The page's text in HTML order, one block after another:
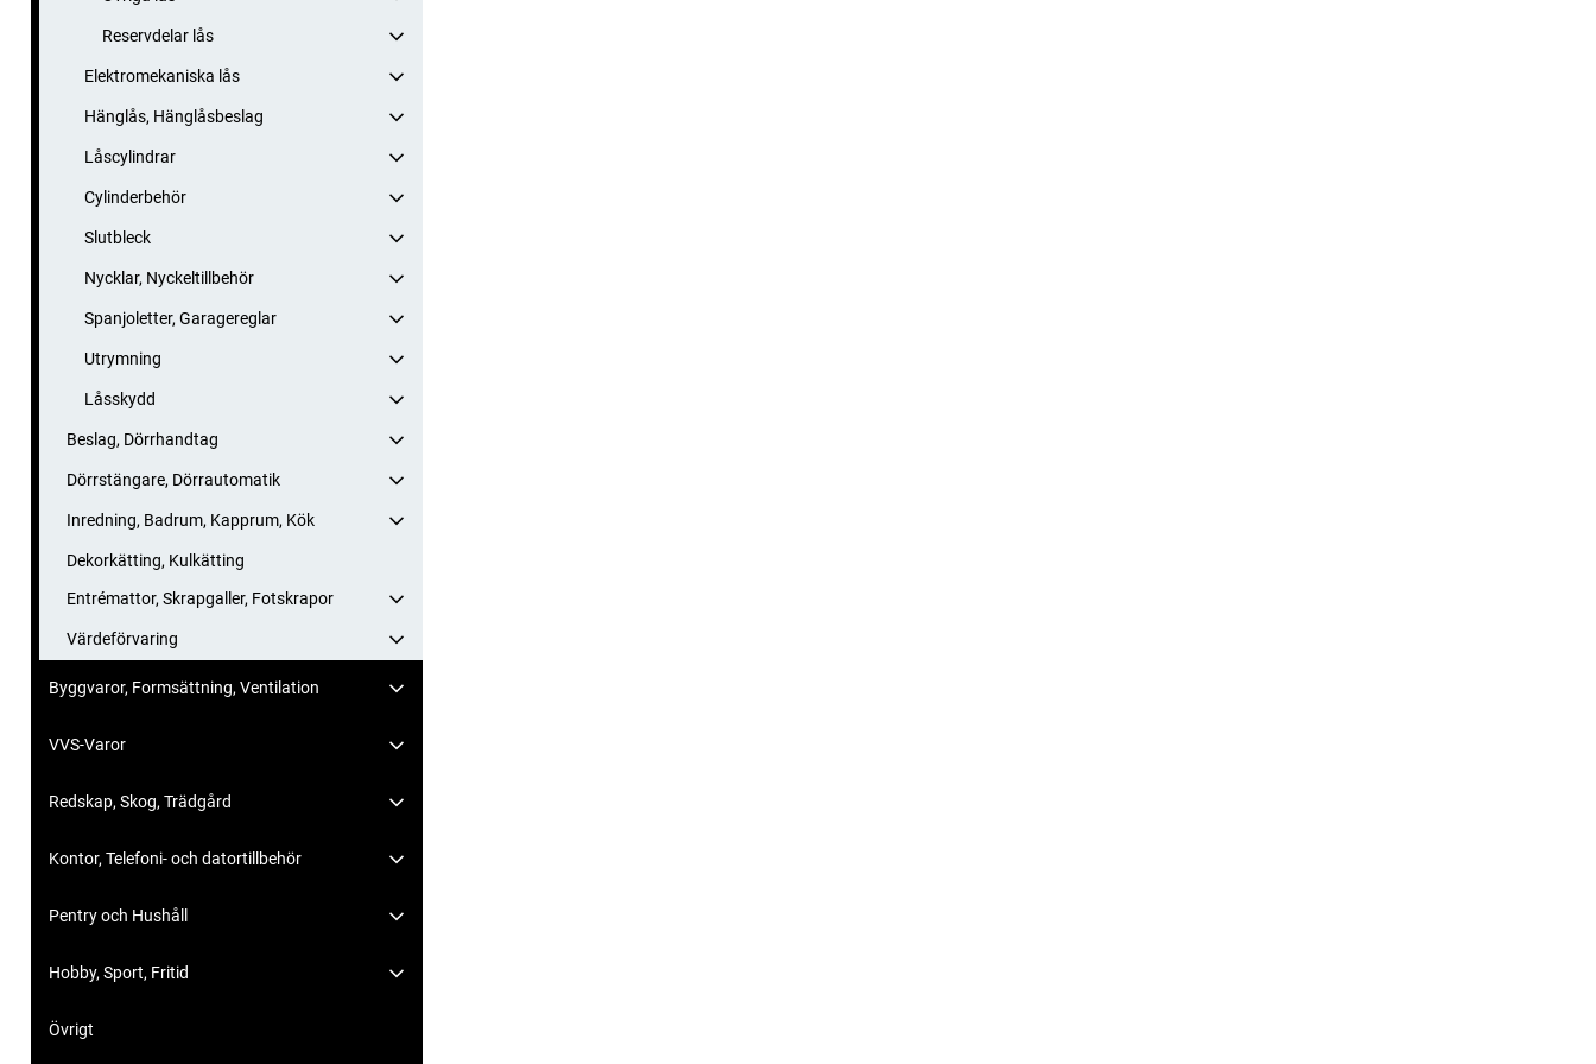
Reservdelar lås
Elektromekaniska lås
Hänglås, Hänglåsbeslag
Låscylindrar
Cylinderbehör
Slutbleck
Nycklar, Nyckeltillbehör
Spanjoletter, Garagereglar
Utrymning
Låsskydd
Beslag, Dörrhandtag
Dörrstängare, Dörrautomatik
Inredning, Badrum, Kapprum, Kök
Dekorkätting, Kulkätting
Entrémattor, Skrapgaller, Fotskrapor
Värdeförvaring
Byggvaror, Formsättning, Ventilation
VVS-Varor
Redskap, Skog, Trädgård
Kontor, Telefoni- och datortillbehör
Pentry och Hushåll
Hobby, Sport, Fritid
Övrigt